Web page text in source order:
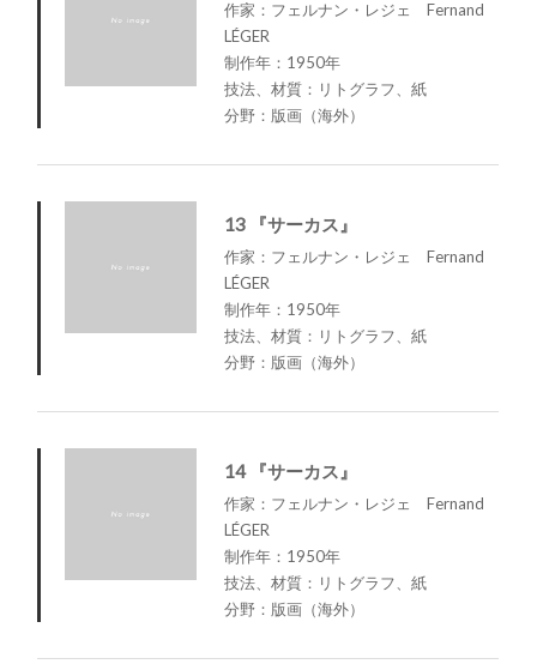
作家：フェルナン・レジェ Fernand
LÉGER
制作年：1950年
技法、材質：リトグラフ、紙
分野：版画（海外）
13 『サーカス』
作家：フェルナン・レジェ Fernand
LÉGER
制作年：1950年
技法、材質：リトグラフ、紙
分野：版画（海外）
14 『サーカス』
作家：フェルナン・レジェ Fernand
LÉGER
制作年：1950年
技法、材質：リトグラフ、紙
分野：版画（海外）